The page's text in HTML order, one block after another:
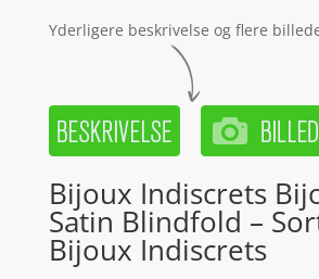
Yderligere beskrivelse og flere
Bijoux Indiscrets
Satin Blindfold –
Bijoux Indiscrets